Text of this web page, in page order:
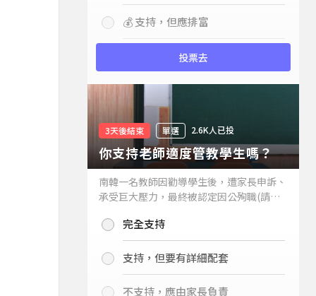
💰 支持，但應排富
投票去
3天後結束 單選 2.6K人已投
你支持老師適度管教學生嗎？
南韓一名教師因勸導學生後，遭家長申訴、
承受巨大壓力，最終被認定因公殉職(請見
你支持老師適度管教學生嗎？
完全支持
支持，但要有詳細配套
不支持，應由家長負責